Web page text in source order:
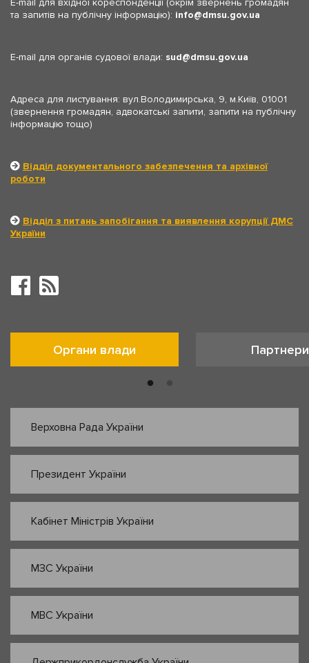
E-mail для вхідної кореспонденції (окрім звернень громадян
та запитів на публічну інформацію): info dmsu.gov.ua
E-mail для органів судової влади: sud dmsu.gov.ua
Адреса для листування: вул.Володимирська, 9, м.Київ, 01001
(звернення громадян, адвокатські запити, запити на публічну
інформацію тощо)
Відділ документального забезпечення та архівної
роботи
Відділ з питань запобігання та виявлення корупції ДМС
України
Органи влади Партнери
Верховна Рада України
Президент України
Кабінет Міністрів України
МЗС України
МВС України